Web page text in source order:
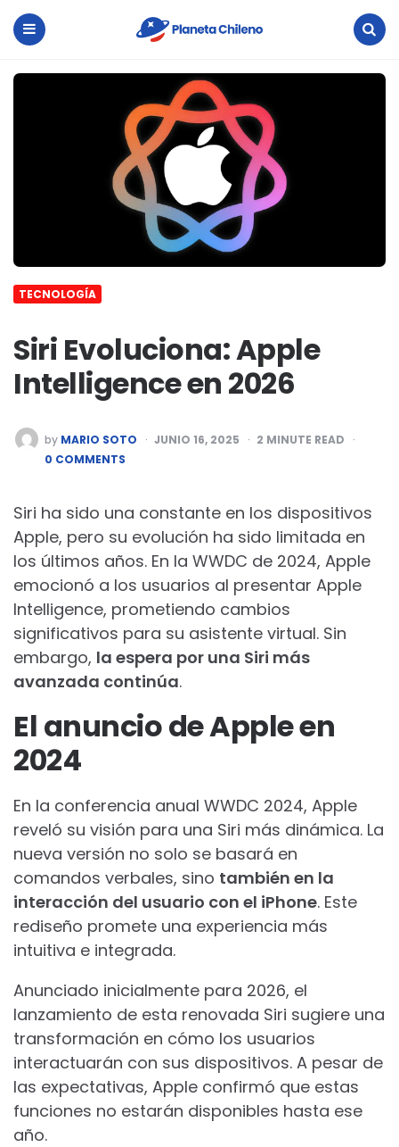
Planeta
Chileno
TECNOLOGÍA
Siri Evoluciona: Apple
Intelligence en 2026
POSTED
BY
by MARIO SOTO JUNIO 16, 2025 2 MINUTE READ
0 COMMENTS
Siri ha sido una constante en los dispositivos
Apple, pero su evolución ha sido limitada en
los últimos años. En la WWDC de 2024, Apple
emocionó a los usuarios al presentar Apple
Intelligence, prometiendo cambios
significativos para su asistente virtual. Sin
embargo, la espera por una Siri más
avanzada continúa.
El anuncio de Apple en
2024
En la conferencia anual WWDC 2024, Apple
reveló su visión para una Siri más dinámica. La
nueva versión no solo se basará en
comandos verbales, sino también en la
interacción del usuario con el iPhone. Este
rediseño promete una experiencia más
intuitiva e integrada.
Anunciado inicialmente para 2026, el
lanzamiento de esta renovada Siri sugiere una
transformación en cómo los usuarios
interactuarán con sus dispositivos. A pesar de
las expectativas, Apple confirmó que estas
funciones no estarán disponibles hasta ese
año.